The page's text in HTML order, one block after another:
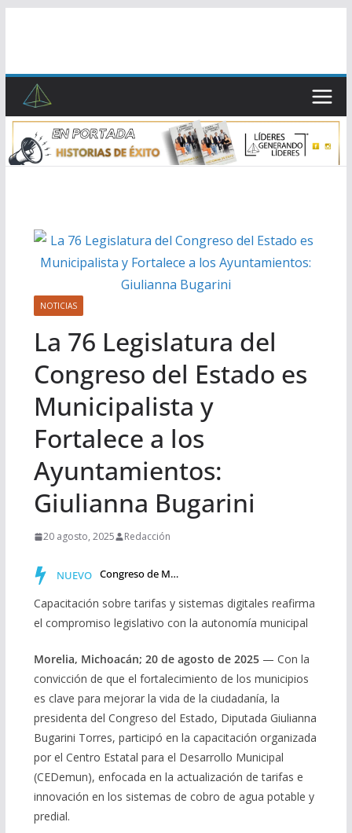
NOTICIAS
La 76 Legislatura del
Congreso del Estado es
Municipalista y
Fortalece a los
Ayuntamientos:
Giulianna Bugarini
20 agosto, 2025 Redacción
NUEVO Congreso de Michoacán incorpora al Calendario Cívico la co…
Capacitación sobre tarifas y sistemas digitales reafirma
el compromiso legislativo con la autonomía municipal
Morelia, Michoacán; 20 de agosto de 2025— Con la
convicción de que el fortalecimiento de los municipios
es clave para mejorar la vida de la ciudadanía, la
presidenta del Congreso del Estado, Diputada Giulianna
Bugarini Torres, participó en la capacitación organizada
por el Centro Estatal para el Desarrollo Municipal
(CEDemun), enfocada en la actualización de tarifas e
innovación en los sistemas de cobro de agua potable y
predial.